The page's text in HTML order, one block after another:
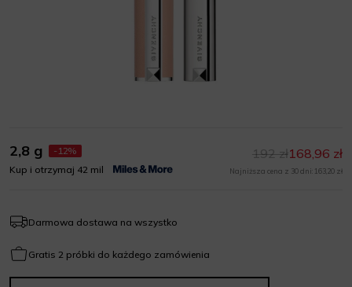
2,8 g
-12%
Kup i otrzymaj 42 mil
168,96 zł
192 zł
Najniższa cena z 30 dni: 163,20 zł
Darmowa dostawa na wszystko
Gratis 2 próbki do każdego zamówienia